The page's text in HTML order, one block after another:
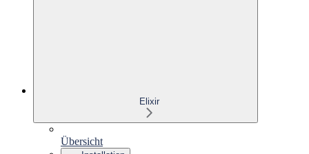
Elixir
Übersicht